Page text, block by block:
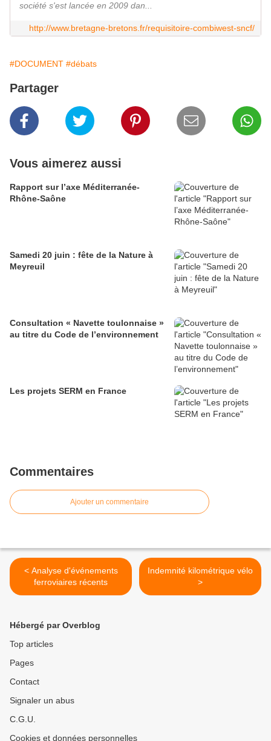
société s'est lancée en 2009 dan...
http://www.bretagne-bretons.fr/requisitoire-combiwest-sncf/
#DOCUMENT #débats
Partager
Vous aimerez aussi
Rapport sur l’axe Méditerranée-
Rhône-Saône
Samedi 20 juin : fête de la Nature à
Meyreuil
Consultation « Navette toulonnaise »
au titre du Code de l’environnement
Les projets SERM en France
Commentaires
Ajouter un commentaire
< Analyse d'événements
ferroviaires récents
Indemnité kilométrique vélo
>
Hébergé par Overblog
Top articles
Pages
Contact
Signaler un abus
C.G.U.
Cookies et données personnelles